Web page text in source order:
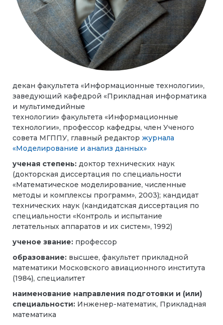
декан факультета «Информационные технологии»,
заведующий кафедрой «Прикладная информатика
и мультимедийные
технологии» факультета «Информационные
технологии», профессор кафедры, член Ученого
совета МГППУ, главный редактор журнала
«Моделирование и анализ данных»
ученая степень: доктор технических наук
(докторская диссертация по специальности
«Математическое моделирование, численные
методы и комплексы программ», 2003); кандидат
технических наук (кандидатская диссертация по
специальности «Контроль и испытание
летательных аппаратов и их систем», 1992)
ученое звание: профессор
образование: высшее, факультет прикладной
математики Московского авиационного института
(1984), специалитет
наименование направления подготовки и (или)
специальности: Инженер-математик, Прикладная
математика